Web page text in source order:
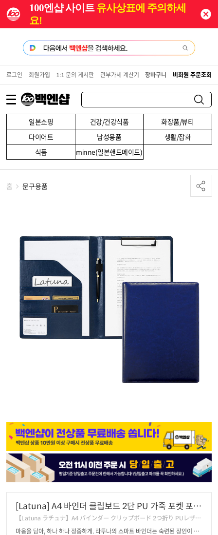
100엔샵 사이트유사상표에 주의하세
요!
일본쇼핑 건강/건강식품
화장품/뷰티
다이어트
남성용품
생활/잡화
식품
minne(일본핸드메이드)
로그인 회원가입 1:1 문의 게시판 관부가세 계산기 장바구니 비회원 주문조회
홈 문구용품
[Latuna] A4 바인더 클립보드 2단 PU 가죽 포켓 포함
네이비블루
【Latuna ラチュナ】A4 バインダー クリップボード 2つ折り PUレザー
마음을 담아, 하나 하나 정중하게. 라투나의 스마트 바인더는 숙련된 장인이 직